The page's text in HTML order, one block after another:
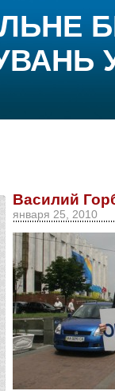
Василий
января 25, 2010